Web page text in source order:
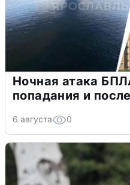
Ночная атака
попадания и
6 августа 0